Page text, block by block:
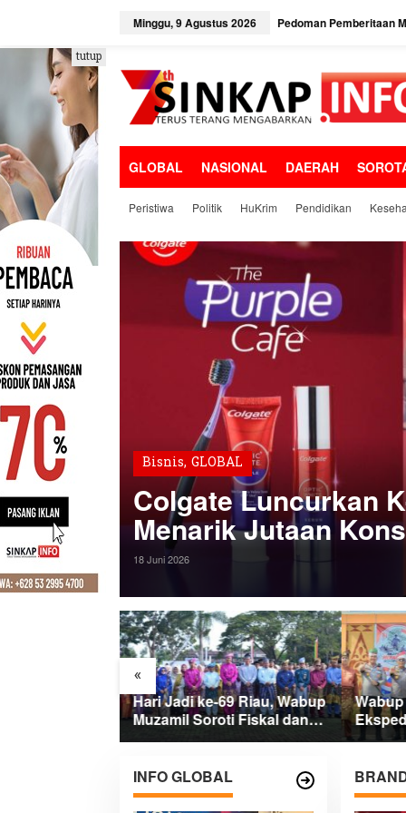
e
k
o
n
t
e
n
Minggu, 9 Agustus 2026 Pedoman Pemberitaan
GLOBAL NASIONAL DAERAH
Peristiwa Politik HuKrim Pendidikan
tutup
Bisnis, GLOBAL
Colgate Luncurkan
Menarik Jutaan
18 Juni 2026
«
Hari Jadi ke-69 Riau, Wabup
Muzamil Soroti Fiskal dan
Janjikan Pemerataan
Masyarakat
INFO GLOBAL